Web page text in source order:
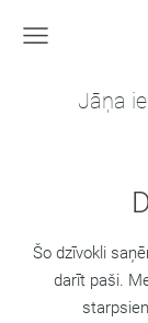
Jāņa
Šo dzīvokli
darīt paši.